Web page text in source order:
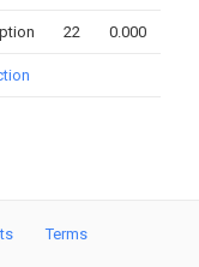
22 0.000
Terms